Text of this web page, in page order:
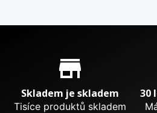
Proč nakupovat u nás?
store_mall_directory
Skladem je skladem
Tisíce produktů skladem
30